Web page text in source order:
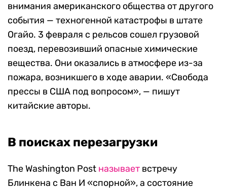
внимания американского общества от другого
события — техногенной катастрофы в штате
Огайо. 3 февраля с рельсов сошел грузовой
поезд, перевозивший опасные химические
вещества. Они оказались в атмосфере из-за
пожара, возникшего в ходе аварии. «Свобода
прессы в США под вопросом», — пишут
китайские авторы.
В поисках перезагрузки
The Washington Post называет встречу
Блинкена с Ван И «спорной», а состояние